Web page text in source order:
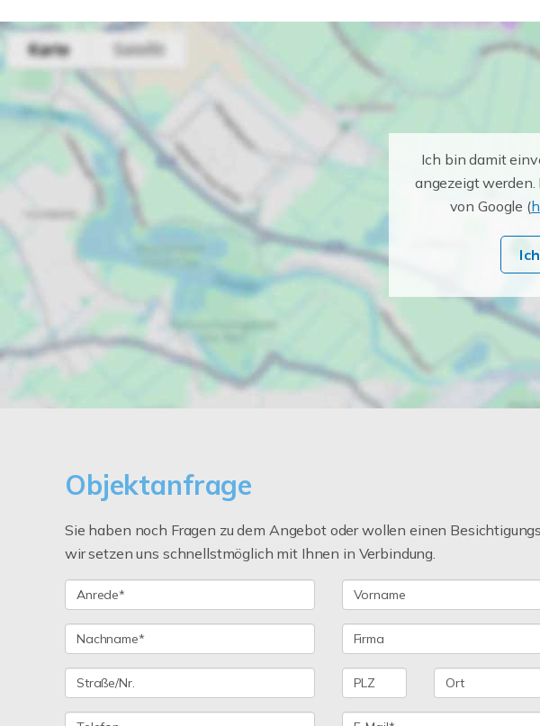
Ich bin damit
angezeigt
von Google (
Objektanfrage
Sie haben noch Fragen zu dem Angebot oder wollen einen
wir setzen uns schnellstmöglich mit Ihnen in Verbindung.